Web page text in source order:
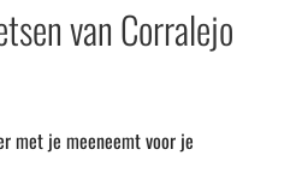
van Corralejo
met je meeneemt voor je